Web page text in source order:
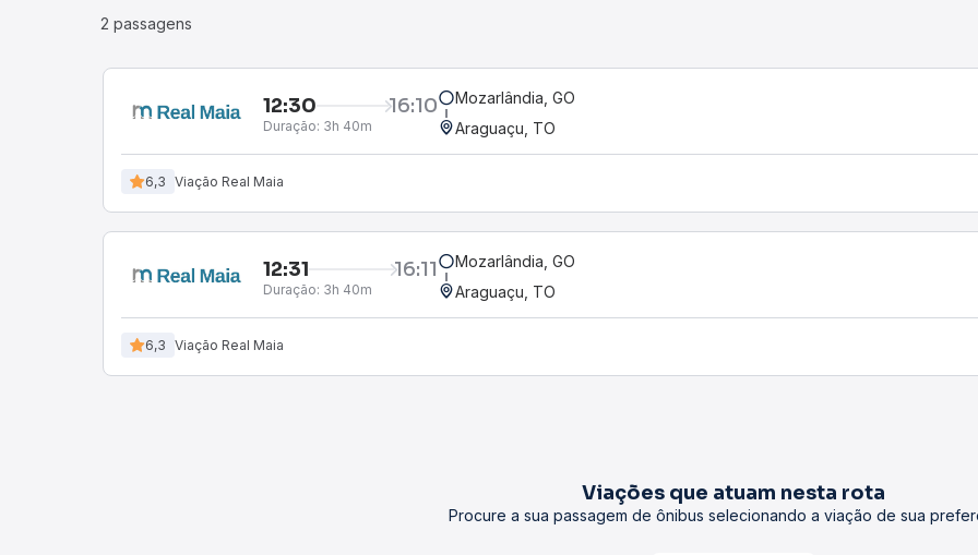
2 passagens
12:30 16:10
Duração: 3h 40m
Mozarlândia, GO
Araguaçu, TO
6,3 Viação Real Maia
12:31 16:11
Duração: 3h 40m
Mozarlândia, GO
Araguaçu, TO
6,3 Viação Real Maia
Viações que atuam nesta rota
Procure a sua passagem de ônibus selecionando a viação de sua